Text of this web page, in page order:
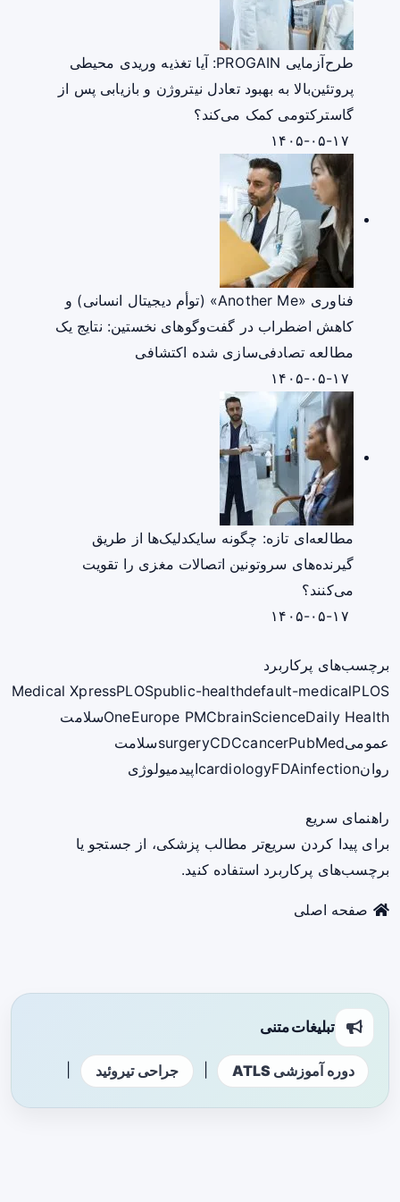
طرح‌آزمایی PROGAIN: آیا تغذیه وریدی محیطی
پروتئین‌بالا به بهبود تعادل نیتروژن و بازیابی پس از
گاسترکتومی کمک می‌کند؟
فناوری «Another Me» (توأم دیجیتال انسانی) و
کاهش اضطراب در گفت‌وگوهای نخستین: نتایج یک
مطالعه تصادفی‌سازی شده اکتشافی
مطالعه‌ای تازه: چگونه سایکدلیک‌ها از طریق
گیرنده‌های سروتونین اتصالات مغزی را تقویت
می‌کنند؟
برچسب‌های پرکاربرد
Medical XpressPLOSpublic-healthdefault-medicalPLOS
OneEurope PMCbrainScienceDaily Health
سلامت
عمومی
surgeryCDCcancerPubMed
سلامت
روان
cardiologyFDAinfection اپیدمیولوژی
راهنمای سریع
برای پیدا کردن سریع‌تر مطالب پزشکی، از جستجو یا
برچسب‌های پرکاربرد استفاده کنید.
صفحه اصلی
تبلیغات متنی
دوره آموزشی ATLS جراحی تیروئید